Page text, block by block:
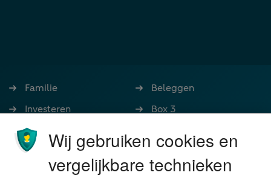
Familie
Investeren
Ondernemen
Stoppen met werken
Wonen
Beleggen
Box 3
Nalatenschap
Schenken
Wij gebruiken cookies en
vergelijkbare technieken